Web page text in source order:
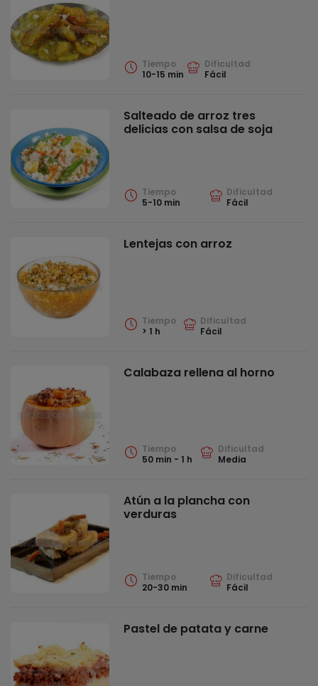
Tiempo
10-15 min
Dificultad
Fácil
Salteado de arroz tres
delicias con salsa de soja
Tiempo
5-10 min
Dificultad
Fácil
Lentejas con arroz
Tiempo
> 1 h
Dificultad
Fácil
Calabaza rellena al horno
Tiempo
50 min - 1 h
Dificultad
Media
Atún a la plancha con
verduras
Tiempo
20-30 min
Dificultad
Fácil
Pastel de patata y carne